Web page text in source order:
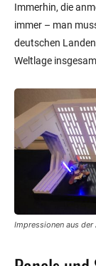
Immerhin, die
immer – man
deutschen
Weltlage
Impressionen aus